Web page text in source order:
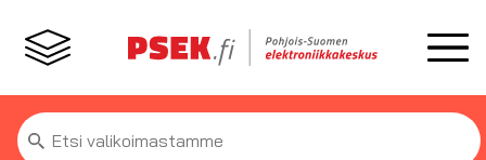
Etsi: